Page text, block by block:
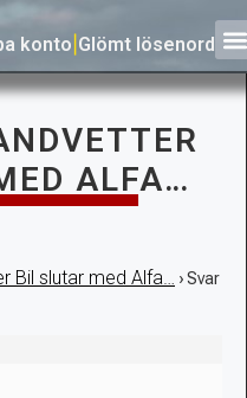
konto Glömt lösenord
ALFA…
Bil slutar med Alfa… ›Svar